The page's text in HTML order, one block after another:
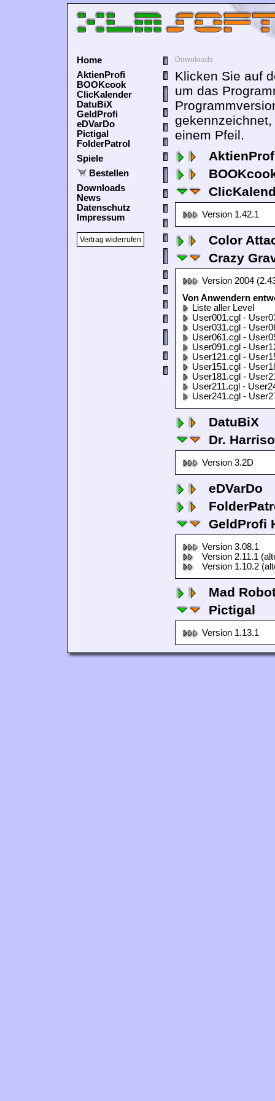
Home
AktienProfi
BOOKcook
ClicKalender
DatuBiX
GeldProfi
eDVarDo
Pictigal
FolderPatrol
Spiele
Bestellen
Downloads
News
Datenschutz
Impressum
Vertrag widerrufen
Downloads
Klicken Sie auf
um das
einem Pfeil.
Version 1.42.1
Color
Crazy
Version 2004
Von Anwendern
Liste aller Level
User001.cgl -
User031.cgl -
User061.cgl -
User091.cgl -
User121.cgl -
User151.cgl -
User181.cgl -
User211.cgl -
User241.cgl -
DatuBiX
Dr.
Version 3.2D
eDVarDo
GeldProfi
Version 3.08.1
Version 2.11.1
Version 1.10.2
Mad
Pictigal
Version 1.13.1